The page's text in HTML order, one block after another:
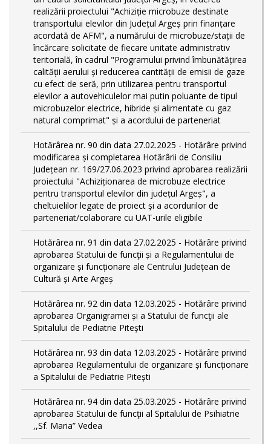
realizării proiectului "Achiziție microbuze destinate
transportului elevilor din Județul Argeș prin finanțare
acordată de AFM", a numărului de microbuze/stații de
încărcare solicitate de fiecare unitate administrativ
teritorială, în cadrul "Programului privind îmbunătățirea
calității aerului și reducerea cantității de emisii de gaze
cu efect de seră, prin utilizarea pentru transportul
elevilor a autovehiculelor mai putin poluante de tipul
microbuzelor electrice, hibride și alimentate cu gaz
natural comprimat" și a acordului de parteneriat
Hotărârea nr. 90 din data 27.02.2025 - Hotărâre privind
modificarea și completarea Hotărârii de Consiliu
Județean nr. 169/27.06.2023 privind aprobarea realizării
proiectului "Achiziționarea de microbuze electrice
pentru transportul elevilor din județul Argeș", a
cheltuielilor legate de proiect și a acordurilor de
parteneriat/colaborare cu UAT-urile eligibile
Hotărârea nr. 91 din data 27.02.2025 - Hotărâre privind
aprobarea Statului de funcţii și a Regulamentului de
organizare și funcționare ale Centrului Județean de
Cultură și Arte Argeș
Hotărârea nr. 92 din data 12.03.2025 - Hotărâre privind
aprobarea Organigramei și a Statului de funcţii ale
Spitalului de Pediatrie Pitești
Hotărârea nr. 93 din data 12.03.2025 - Hotărâre privind
aprobarea Regulamentului de organizare și funcționare
a Spitalului de Pediatrie Pitești
Hotărârea nr. 94 din data 25.03.2025 - Hotărâre privind
aprobarea Statului de funcţii al Spitalului de Psihiatrie
,,Sf. Maria” Vedea